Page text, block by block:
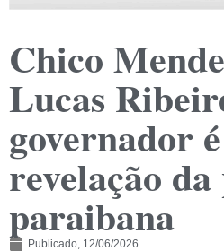
Chico
Lucas
governador
revelação
paraibana
Publicado, 12/06/2026